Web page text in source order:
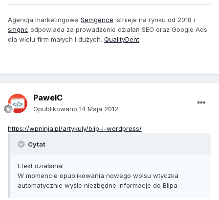
Agencja marketingowa Semgence istnieje na rynku od 2018 i
smgnc odpowiada za prowadzenie działań SEO oraz Google Ads
dla wielu firm małych i dużych. QualityDent
PawelC
Opublikowano 14 Maja 2012
https://wpninja.pl/artykuly/blip-i-wordpress/
Cytat
Efekt działania:
W momencie opublikowania nowego wpisu wtyczka
automatycznie wyśle niezbędne informacje do Blipa.